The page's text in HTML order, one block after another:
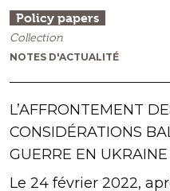
Policy papers
Collection
NOTES D'ACTUALITÉ
L’AFFRONTEMENT
CONSIDÉRATIONS
GUERRE EN UKRAINE
Le 24 février 2022,